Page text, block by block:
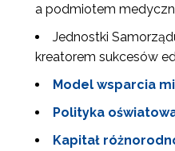
a podmiotem
Jednostki
kreatorem sukcesów
Model wsparcia
Polityka
Kapitał